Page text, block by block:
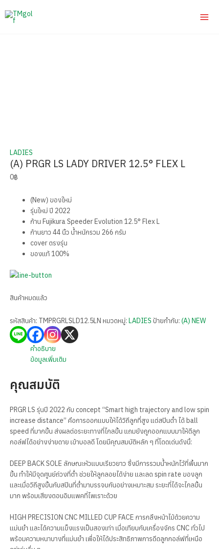
to
LADIES
(A) PRGR LS LADY DRIVER 12.5° FLEX L
0฿
(New) ของใหม่
รุ่นใหม่ ปี 2022
ก้าน Fujikura Speeder Evolution 12.5° Flex L
ก้านยาว 44 นิ้ว น้ำหนักรวม 266 กรัม
cover ตรงรุ่น
ของแท้ 100%
สินค้าหมดแล้ว
รหัสสินค้า: TMPRGRLSLD12.5LN หมวดหมู่: LADIES ป้ายกำกับ: (A) NEW
คำอธิบาย
ข้อมูลเพิ่มเติม
คุณสมบัติ
PRGR LS รุ่นปี 2022 กับ concept “Smart high trajectory and low spin
increase distance” คือการออกแบบให้ได้วิถีลูกที่สูง แต่สปินต่ำ ได้ ball
speed ที่มากขึ้น ส่งผลต่อระยะทางที่ไกลขึ้น แถมยังถูกออกแบบมาให้ตีลูก
กอล์ฟได้อย่างง่ายดาย เข้าบอลดี โดยมีคุณสมบัติหลัก ๆ ที่โดดเด่นดังนี้:
DEEP BACK SOLE ลักษณะหัวแบบเรียวยาว ซึ่งมีการรวมน้ำหนักไว้ที่พื้นมาก
ขึ้น ทำให้มีจุดศูนย์ถ่วงที่ต่ำ ช่วยให้ลูกลอยได้ง่าย และลด spin rate ของลูก
และเมื่อวิถีสูงขึ้นกับสปินที่ต่ำมาบรรจบกันอย่างเหมาะสม ระยะที่ได้จะไกลขึ้น
มาก พร้อมเสียงตอนอิมแพคที่ไพเราะด้วย
HIGH PRECISION CNC MILLED CUP FACE การกลึงหน้าไม้ด้วยความ
แม่นยำ และได้ความแข็งแรงเป็นสองเท่า เมื่อเทียบกับเครื่องจักร CNC ทั่วไป
พร้อมความหนาบางที่แม่นยำ เพื่อให้ได้ประสิทธิภาพการดีดลูกกอล์ฟที่เหนือ